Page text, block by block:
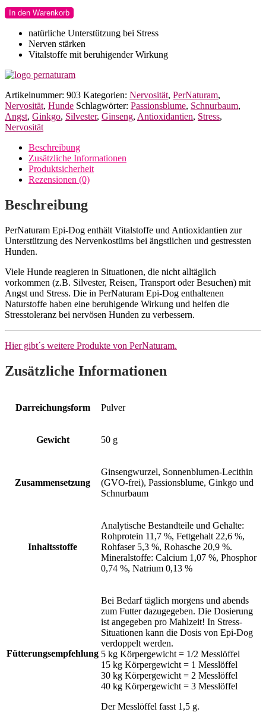
PerNaturam
Dog
Hunde
In den Warenkorb
natürliche Unterstützung bei Stress
Nerven stärken
Vitalstoffe mit beruhigender Wirkung
Artikelnummer: 903 Kategorien: Nervosität, PerNaturam,
Nervosität, Hunde Schlagwörter: Passionsblume, Schnurbaum,
Angst, Ginkgo, Silvester, Ginseng, Antioxidantien, Stress,
Nervosität
Beschreibung
Zusätzliche Informationen
Produktsicherheit
Rezensionen (0)
Beschreibung
PerNaturam Epi-Dog enthält Vitalstoffe und Antioxidantien zur
Unterstützung des Nervenkostüms bei ängstlichen und gestressten
Hunden.
Viele Hunde reagieren in Situationen, die nicht alltäglich
vorkommen (z.B. Silvester, Reisen, Transport oder Besuchen) mit
Angst und Stress. Die in PerNaturam Epi-Dog enthaltenen
Naturstoffe haben eine beruhigende Wirkung und helfen die
Stresstoleranz bei nervösen Hunden zu verbessern.
Hier gibt´s weitere Produkte von PerNaturam.
Zusätzliche Informationen
Darreichungsform Pulver
Gewicht 50 g
Zusammensetzung
Ginsengwurzel, Sonnenblumen-Lecithin
(GVO-frei), Passionsblume, Ginkgo und
Schnurbaum
Inhaltsstoffe
Analytische Bestandteile und Gehalte:
Rohprotein 11,7 %, Fettgehalt 22,6 %,
Rohfaser 5,3 %, Rohasche 20,9 %.
Mineralstoffe: Calcium 1,07 %, Phosphor
0,74 %, Natrium 0,13 %
Fütterungsempfehlung
Bei Bedarf täglich morgens und abends
zum Futter dazugegeben. Die Dosierung
ist angegeben pro Mahlzeit! In Stress-
Situationen kann die Dosis von Epi-Dog
verdoppelt werden.
5 kg Körpergewicht = 1/2 Messlöffel
15 kg Körpergewicht = 1 Messlöffel
30 kg Körpergewicht = 2 Messlöffel
40 kg Körpergewicht = 3 Messlöffel
Der Messlöffel fasst 1,5 g.